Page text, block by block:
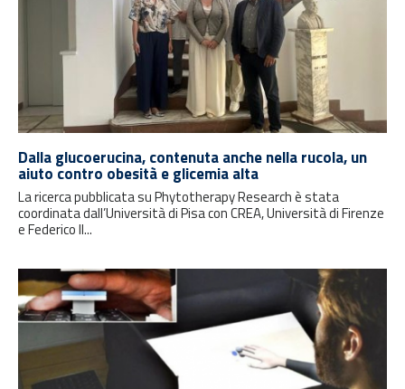
Dalla glucoerucina, contenuta anche nella rucola, un
aiuto contro obesità e glicemia alta
La ricerca pubblicata su Phytotherapy Research è stata
coordinata dall’Università di Pisa con CREA, Università di Firenze
e Federico II...